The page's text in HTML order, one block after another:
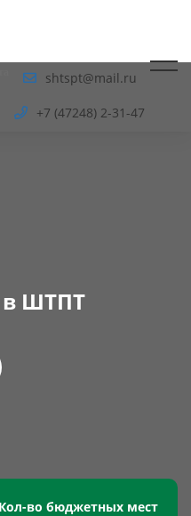
shtspt@mail.ru
+7 (47248) 2-31-47
Кол-во бюджетных мест
в ШТПТ